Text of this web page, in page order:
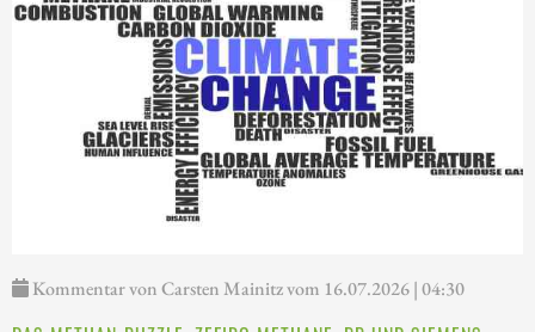
Kommentar von Carsten Mainitz vom 16.07.2026 | 04:30